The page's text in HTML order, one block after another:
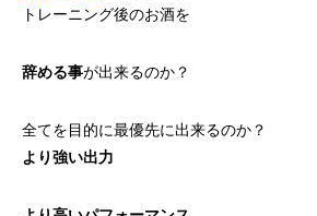
トレーニング後のお酒を
辞める事が出来るのか？
全てを目的に最優先に出来るのか？
より強い出力